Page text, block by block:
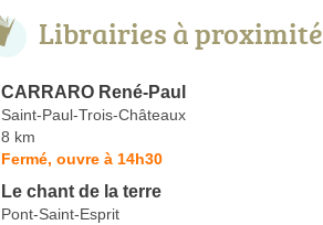
Librairies à proximité
CARRARO René-Paul
Saint-Paul-Trois-Châteaux
8 km
Fermé, ouvre à 14h30
Le chant de la terre
Pont-Saint-Esprit